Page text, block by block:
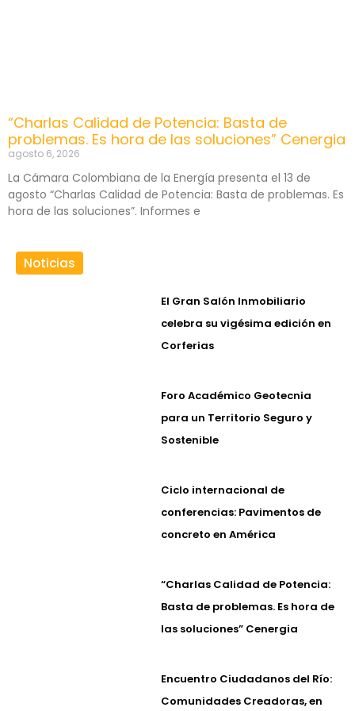
“Charlas Calidad de Potencia: Basta de
problemas. Es hora de las soluciones” Cenergia
agosto 6, 2026
La Cámara Colombiana de la Energía presenta el 13 de
agosto “Charlas Calidad de Potencia: Basta de problemas. Es
hora de las soluciones”. Informes e
Noticias
El Gran Salón Inmobiliario
celebra su vigésima edición en
Corferias
Foro Académico Geotecnia
para un Territorio Seguro y
Sostenible
Ciclo internacional de
conferencias: Pavimentos de
concreto en América
“Charlas Calidad de Potencia:
Basta de problemas. Es hora de
las soluciones” Cenergia
Encuentro Ciudadanos del Río:
Comunidades Creadoras, en